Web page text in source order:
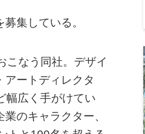
集している。
こなう同社。デザイ
ートディレクタ
幅広く手がけてい
のキャラクター、